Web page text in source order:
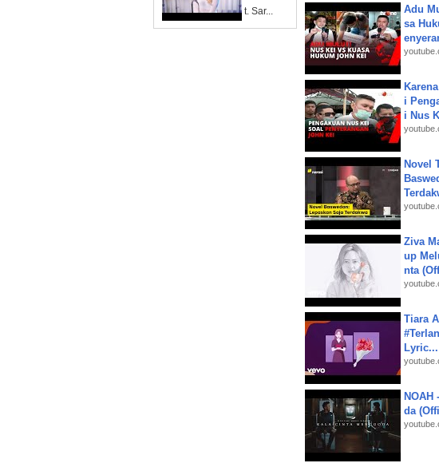
t. Sar...
Adu
sa
i
i Nus
Novel
Ziva
up
nta
Tiara
Lyric...
NOAH
da